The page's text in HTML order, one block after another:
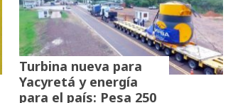
Turbina nueva para
Yacyretá y energía
para el país: Pesa 250